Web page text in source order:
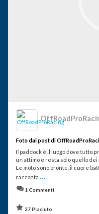
Foto dal post di
Il paddock è il luogo dove tutto
un attimo e resta solo quello dei
Le moto sono pronte, il cuore
racconta ...
1 Commenti
27 Piaciuto